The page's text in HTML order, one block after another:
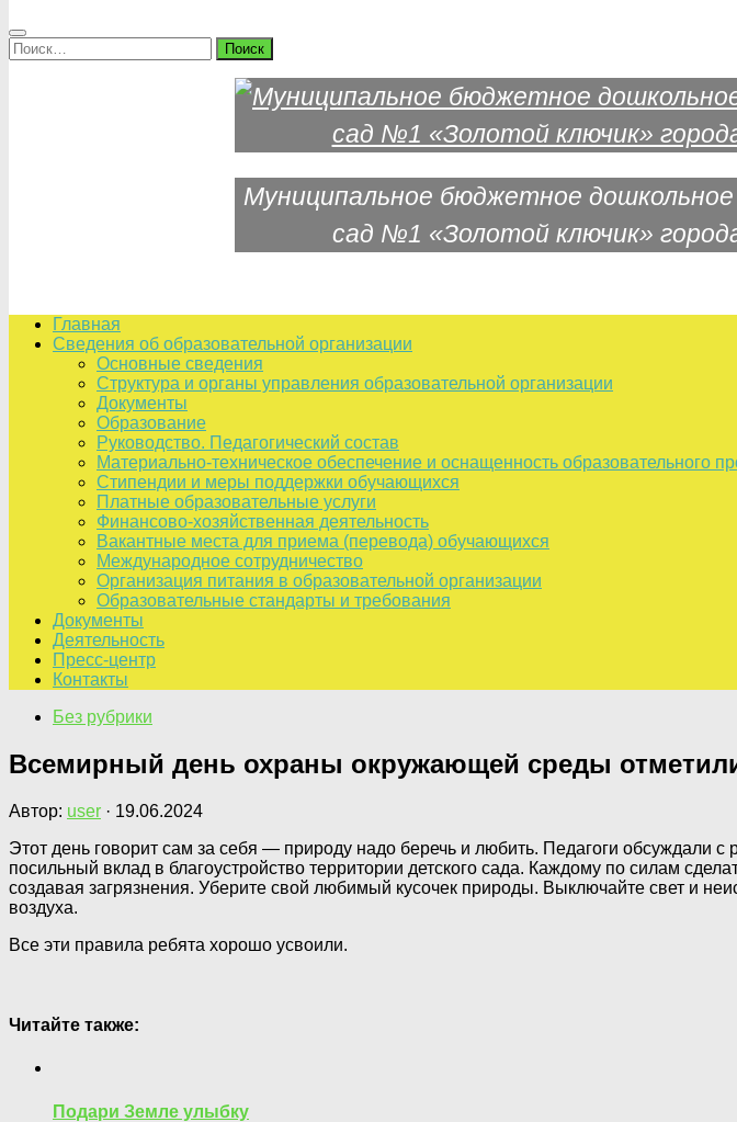
Найти:
Муниципальное бюджетное
сад №1 «Золотой ключик»
Главная
Сведения об образовательной организации
Основные сведения
Структура и органы управления образовательной организации
Документы
Образование
Руководство. Педагогический состав
Материально-техническое обеспечение и оснащенность образовательного
Стипендии и меры поддержки обучающихся
Платные образовательные услуги
Финансово-хозяйственная деятельность
Вакантные места для приема (перевода) обучающихся
Международное сотрудничество
Организация питания в образовательной организации
Образовательные стандарты и требования
Документы
Деятельность
Пресс-центр
Контакты
Без рубрики
Всемирный день охраны окружающей среды
Автор: user · 19.06.2024
Этот день говорит сам за себя — природу надо беречь и любить. Педагоги
посильный вклад в благоустройство территории детского сада. Каждому по силам
создавая загрязнения. Уберите свой любимый кусочек природы. Выключайте свет и
воздуха.
Все эти правила ребята хорошо усвоили.
Читайте также:
Подари Земле улыбку